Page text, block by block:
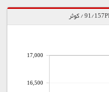
16,500
17,000